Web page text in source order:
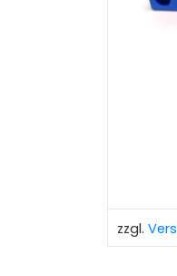
zzgl.